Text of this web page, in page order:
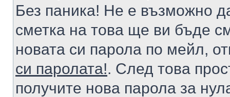
Без паника! Не е възможно
сметка на това ще ви бъде
новата си парола по мейл,
си паролата!. След това
получите нова парола за